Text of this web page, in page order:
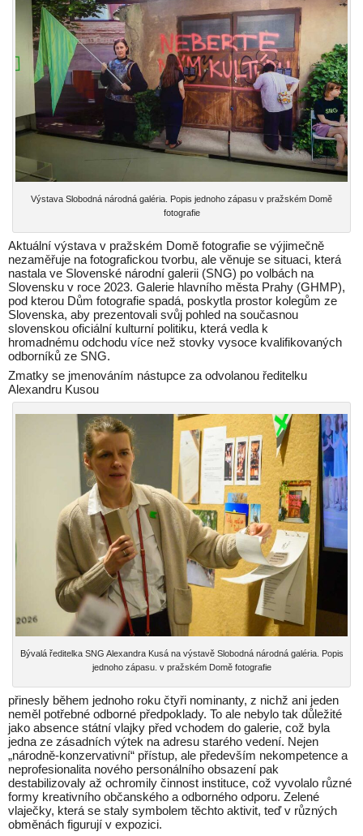
Výstava Slobodná národná galéria. Popis jednoho zápasu v pražském Domě
fotografie
Aktuální výstava v pražském Domě fotografie se výjimečně
nezaměřuje na fotografickou tvorbu, ale věnuje se situaci, která
nastala ve Slovenské národní galerii (SNG) po volbách na
Slovensku v roce 2023. Galerie hlavního města Prahy (GHMP),
pod kterou Dům fotografie spadá, poskytla prostor kolegům ze
Slovenska, aby prezentovali svůj pohled na současnou
slovenskou oficiální kulturní politiku, která vedla k
hromadnému odchodu více než stovky vysoce kvalifikovaných
odborníků ze SNG.
Zmatky se jmenováním nástupce za odvolanou ředitelku
Alexandru Kusou
Bývalá ředitelka SNG Alexandra Kusá na výstavě Slobodná národná galéria. Popis
jednoho zápasu. v pražském Domě fotografie
přinesly během jednoho roku čtyři nominanty, z nichž ani jeden
neměl potřebné odborné předpoklady. To ale nebylo tak důležité
jako absence státní vlajky před vchodem do galerie, což byla
jedna ze zásadních výtek na adresu starého vedení. Nejen
„národně-konzervativní“ přístup, ale především nekompetence a
neprofesionalita nového personálního obsazení pak
destabilizovaly až ochromily činnost instituce, což vyvolalo různé
formy kreativního občanského a odborného odporu. Zelené
vlaječky, která se staly symbolem těchto aktivit, teď v různých
obměnách figurují v expozici.